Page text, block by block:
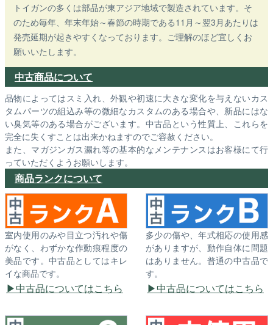
トイガンの多くは部品が東アジア地域で製造されています。そ
のため毎年、年末年始～春節の時期である11月～翌3月あたりは
発売延期が起きやすくなっております。ご理解のほど宜しくお
願いいたします。
中古商品について
品物によってはスミ入れ、外観や初速に大きな変化を与えないカス
タムパーツの組込み等の微細なカスタムのある場合や、新品にはな
い臭気等のある場合がございます。中古品という性質上、これらを
完全に失くすことは出来かねますのでご容赦ください。
また、マガジンガス漏れ等の基本的なメンテナンスはお客様にて行
っていただくようお願いします。
商品ランクについて
室内使用のみや目立つ汚れや傷
がなく、わずかな作動痕程度の
美品です。中古品としてはキレ
イな商品です。
中古品についてはこちら
多少の傷や、年式相応の使用感
がありますが、動作自体に問題
はありません。普通の中古品で
す。
中古品についてはこちら